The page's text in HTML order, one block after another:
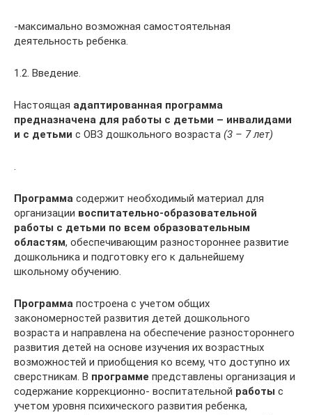
-максимально возможная самостоятельная
деятельность ребенка.
1.2. Введение.
Настоящая адаптированная программа
предназначена для работы с детьми – инвалидами
и с детьми с ОВЗ дошкольного возраста (3 – 7 лет)
.
Программа содержит необходимый материал для
организации воспитательно-образовательной
работы с детьми по всем образовательным
областям, обеспечивающим разностороннее развитие
дошкольника и подготовку его к дальнейшему
школьному обучению.
Программа построена с учетом общих
закономерностей развития детей дошкольного
возраста и направлена на обеспечение разностороннего
развития детей на основе изучения их возрастных
возможностей и приобщения ко всему, что доступно их
сверстникам. В программе представлены организация и
содержание коррекционно- воспитательной работы с
учетом уровня психического развития ребенка,